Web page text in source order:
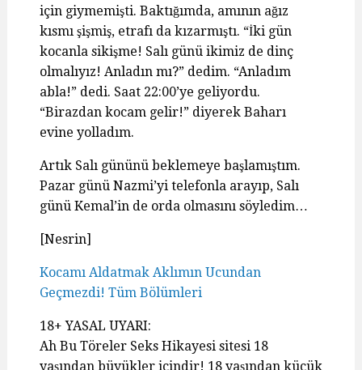
için giymemişti. Baktığımda, amının ağız
kısmı şişmiş, etrafı da kızarmıştı. “İki gün
kocanla sikişme! Salı günü ikimiz de dinç
olmalıyız! Anladın mı?” dedim. “Anladım
abla!” dedi. Saat 22:00’ye geliyordu.
“Birazdan kocam gelir!” diyerek Baharı
evine yolladım.
Artık Salı gününü beklemeye başlamıştım.
Pazar günü Nazmi’yi telefonla arayıp, Salı
günü Kemal’in de orda olmasını söyledim…
[Nesrin]
Kocamı Aldatmak Aklımın Ucundan
Geçmezdi! Tüm Bölümleri
18+ YASAL UYARI:
Ah Bu Töreler Seks Hikayesi sitesi 18
yaşından büyükler içindir! 18 yaşından küçük